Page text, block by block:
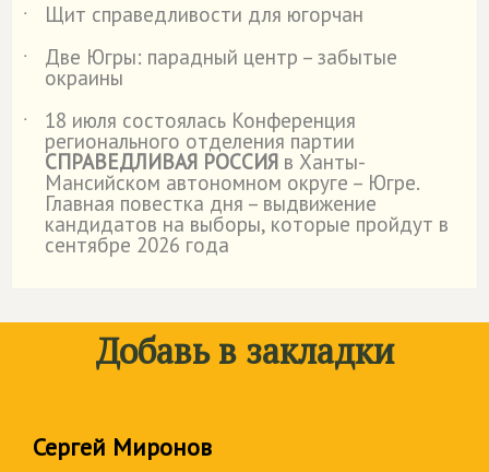
˙
Щит справедливости для югорчан
˙
Две Югры: парадный центр – забытые
окраины
˙
18 июля состоялась Конференция
регионального отделения партии
СПРАВЕДЛИВАЯ РОССИЯ в Ханты-
Мансийском автономном округе – Югре.
Главная повестка дня – выдвижение
кандидатов на выборы, которые пройдут в
сентябре 2026 года
Добавь в закладки
Сергей Миронов